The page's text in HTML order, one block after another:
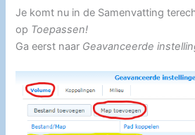
Je komt nu in de Samenvatting
op Toepassen!
Ga eerst naar Geavanceerde